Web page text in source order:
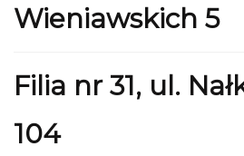
Wieniawskich 5
Filia nr 31, ul.
104